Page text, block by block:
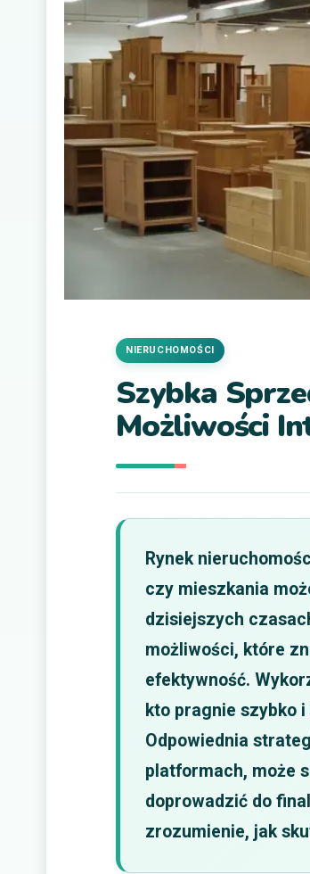
Szybka
Możliwości
NIERUCHOMOŚCI
Rynek
czy mieszkania
dzisiejszych
możliwości, które
efektywność.
kto pragnie szybko
Odpowiednia
platformach, może
doprowadzić do
zrozumienie, jak